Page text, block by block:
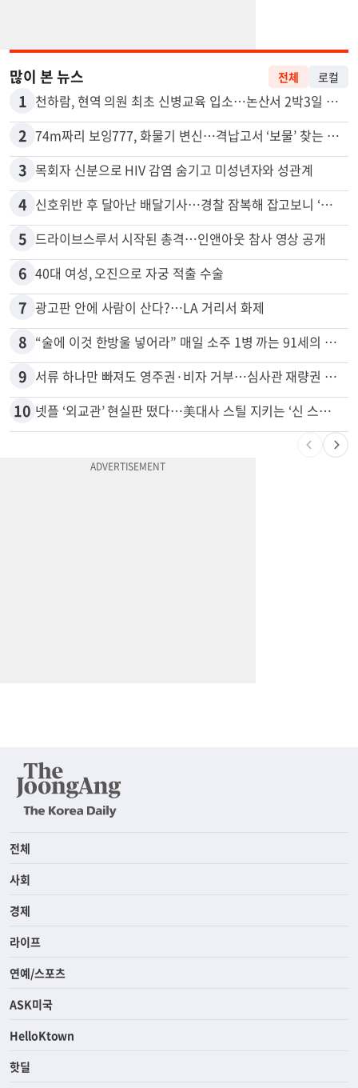
많이 본 뉴스
1 천하람, 현역 의원 최초 신병교육 입소…논산서 2박3일 생활
2
3 목회자 신분으로 HIV 감염 숨기고 미성년자와 성관계
4 신호위반 후 달아난 배달기사…경찰 잠복해 잡고보니 ‘반전’
5 드라이브스루서 시작된 총격…인앤아웃 참사 영상 공개
6 40대 여성, 오진으로 자궁 적출 수술
7 광고판 안에 사람이 산다?…LA 거리서 화제
8 “술에 이것 한방울 넣어라” 매일 소주 1병 까는 91세의 철칙
9 서류 하나만 빠져도 영주권·비자 거부…심사관 재량권 대폭 확대
넷플 ‘외교관’ 현실판 떴다…美대사 스틸 지키는 ‘신 스틸러’
전체
사회
경제
라이프
연예/스포츠
ASK미국
HelloKtown